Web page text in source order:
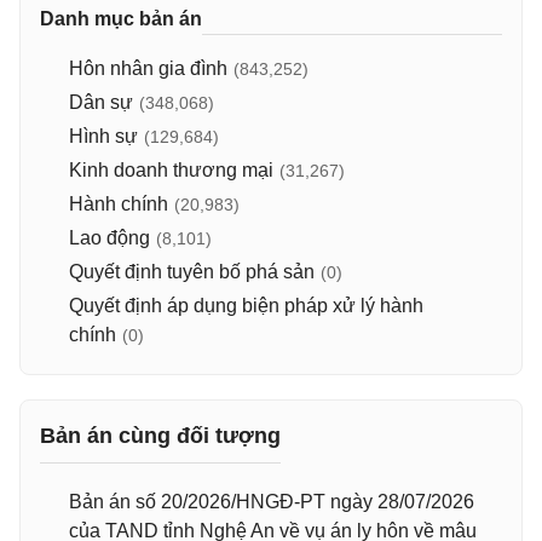
Danh mục bản án
Hôn nhân gia đình (843,252)
Dân sự (348,068)
Hình sự (129,684)
Kinh doanh thương mại (31,267)
Hành chính (20,983)
Lao động (8,101)
Quyết định tuyên bố phá sản (0)
Quyết định áp dụng biện pháp xử lý hành
chính (0)
Bản án cùng đối tượng
Bản án số 20/2026/HNGĐ-PT ngày 28/07/2026
của TAND tỉnh Nghệ An về vụ án ly hôn về mâu